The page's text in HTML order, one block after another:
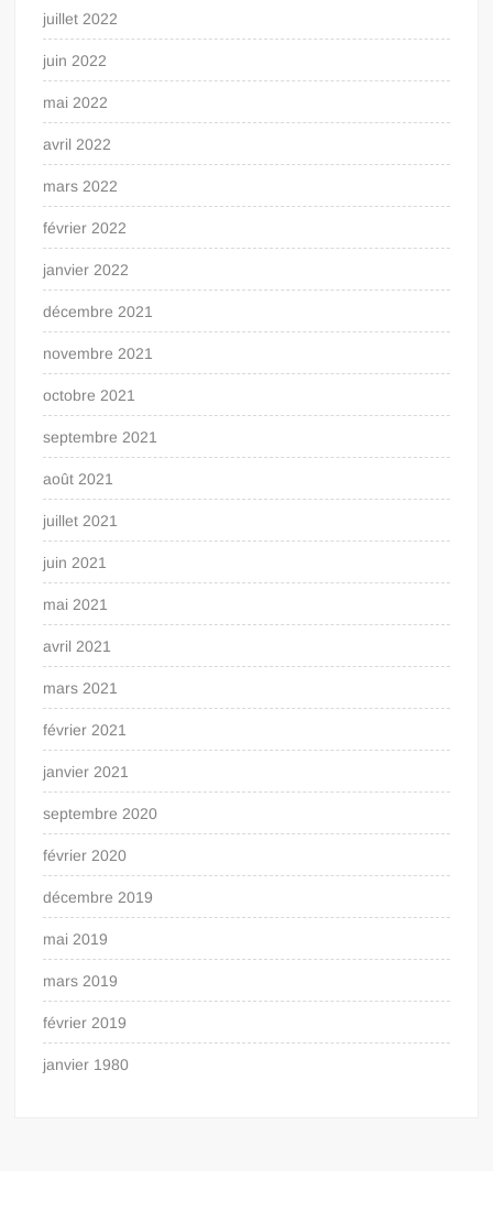
juillet 2022
juin 2022
mai 2022
avril 2022
mars 2022
février 2022
janvier 2022
décembre 2021
novembre 2021
octobre 2021
septembre 2021
août 2021
juillet 2021
juin 2021
mai 2021
avril 2021
mars 2021
février 2021
janvier 2021
septembre 2020
février 2020
décembre 2019
mai 2019
mars 2019
février 2019
janvier 1980